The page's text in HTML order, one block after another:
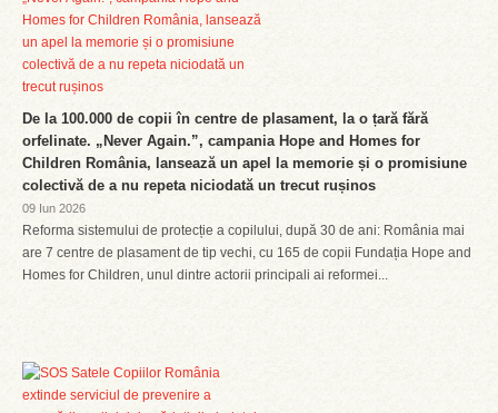
De la 100.000 de copii în centre de plasament, la o țară fără
orfelinate. „Never Again.”, campania Hope and Homes for
Children România, lansează un apel la memorie și o promisiune
colectivă de a nu repeta niciodată un trecut rușinos
09 Iun 2026
Reforma sistemului de protecție a copilului, după 30 de ani: România mai
are 7 centre de plasament de tip vechi, cu 165 de copii Fundația Hope and
Homes for Children, unul dintre actorii principali ai reformei...